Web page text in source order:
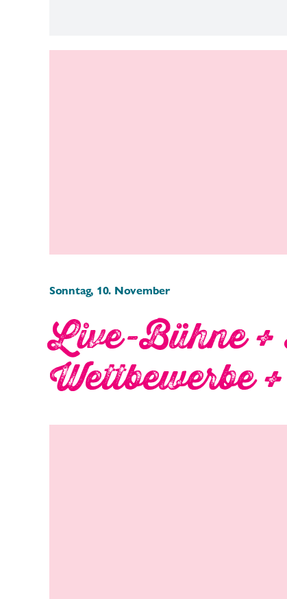
Sonntag, 10. November
Live-Bühne
Wettbewerbe